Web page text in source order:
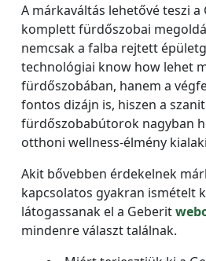
A márkaváltás lehetővé teszi
komplett fürdőszobai
nemcsak a falba rejtett
technológiai know how lehet
fürdőszobában, hanem a
fontos dizájn is, hiszen a
fürdőszobabútorok nagyban
otthoni wellness-élmény
Akit bővebben érdekelnek
kapcsolatos gyakran ismételt
látogassanak el a Geberit
mindenre választ találnak.